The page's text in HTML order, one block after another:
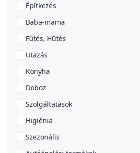
Építkezés
Baba-mama
Fűtés, Hűtés
Utazás
Konyha
Doboz
Szolgáltatások
Higiénia
Szezonális